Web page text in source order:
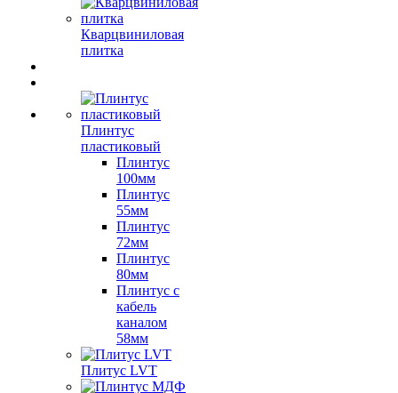
Кварцвиниловая
плитка
Плинтус
пластиковый
Плинтус
100мм
Плинтус
55мм
Плинтус
72мм
Плинтус
80мм
Плинтус с
кабель
каналом
58мм
Плитус LVT